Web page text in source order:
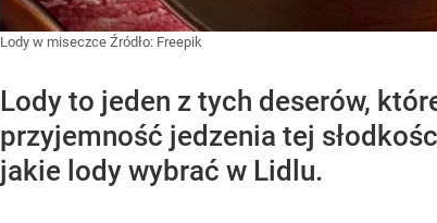
Lody w miseczce Źródło: Freepik
Lody to jeden z tych deserów,
przyjemność jedzenia tej
jakie lody wybrać w Lidlu.